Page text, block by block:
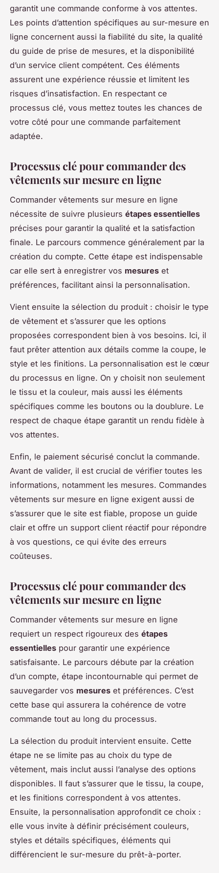
garantit une commande conforme à vos attentes.
Les points d’attention spécifiques au sur-mesure en
ligne concernent aussi la fiabilité du site, la qualité
du guide de prise de mesures, et la disponibilité
d’un service client compétent. Ces éléments
assurent une expérience réussie et limitent les
risques d’insatisfaction. En respectant ce
processus clé, vous mettez toutes les chances de
votre côté pour une commande parfaitement
adaptée.
Processus clé pour commander des
vêtements sur mesure en ligne
Commander vêtements sur mesure en ligne
nécessite de suivre plusieurs étapes essentielles
précises pour garantir la qualité et la satisfaction
finale. Le parcours commence généralement par la
création du compte. Cette étape est indispensable
car elle sert à enregistrer vos mesures et
préférences, facilitant ainsi la personnalisation.
Vient ensuite la sélection du produit : choisir le type
de vêtement et s’assurer que les options
proposées correspondent bien à vos besoins. Ici, il
faut prêter attention aux détails comme la coupe, le
style et les finitions. La personnalisation est le cœur
du processus en ligne. On y choisit non seulement
le tissu et la couleur, mais aussi les éléments
spécifiques comme les boutons ou la doublure. Le
respect de chaque étape garantit un rendu fidèle à
vos attentes.
Enfin, le paiement sécurisé conclut la commande.
Avant de valider, il est crucial de vérifier toutes les
informations, notamment les mesures. Commandes
vêtements sur mesure en ligne exigent aussi de
s’assurer que le site est fiable, propose un guide
clair et offre un support client réactif pour répondre
à vos questions, ce qui évite des erreurs
coûteuses.
Processus clé pour commander des
vêtements sur mesure en ligne
Commander vêtements sur mesure en ligne
requiert un respect rigoureux des étapes
essentielles pour garantir une expérience
satisfaisante. Le parcours débute par la création
d’un compte, étape incontournable qui permet de
sauvegarder vos mesures et préférences. C’est
cette base qui assurera la cohérence de votre
commande tout au long du processus.
La sélection du produit intervient ensuite. Cette
étape ne se limite pas au choix du type de
vêtement, mais inclut aussi l’analyse des options
disponibles. Il faut s’assurer que le tissu, la coupe,
et les finitions correspondent à vos attentes.
Ensuite, la personnalisation approfondit ce choix :
elle vous invite à définir précisément couleurs,
styles et détails spécifiques, éléments qui
différencient le sur-mesure du prêt-à-porter.